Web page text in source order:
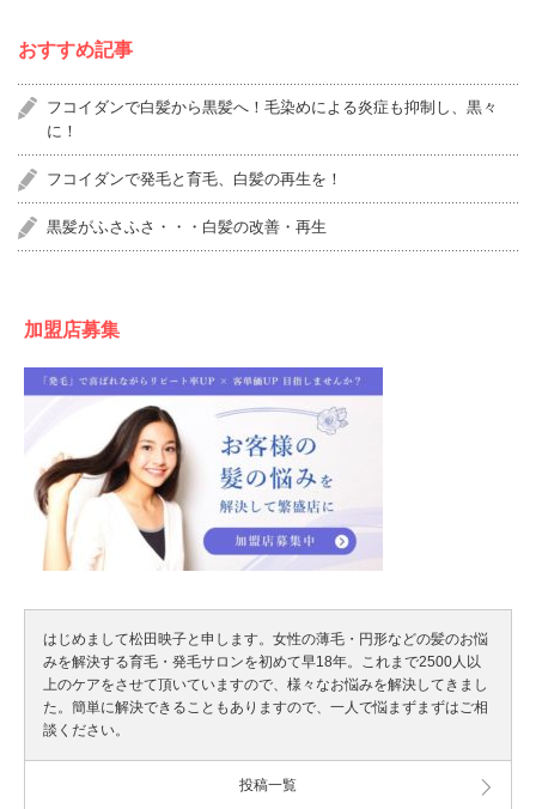
おすすめ記事
フコイダンで白髪から黒髪へ！毛染めによる炎症も抑制し、黒々
に！
フコイダンで発毛と育毛、白髪の再生を！
黒髪がふさふさ・・・白髪の改善・再生
加盟店募集
はじめまして松田映子と申します。女性の薄毛・円形などの髪のお悩
みを解決する育毛・発毛サロンを初めて早18年。これまで2500人以
上のケアをさせて頂いていますので、様々なお悩みを解決してきまし
た。簡単に解決できることもありますので、一人で悩まずまずはご相
談ください。
投稿一覧